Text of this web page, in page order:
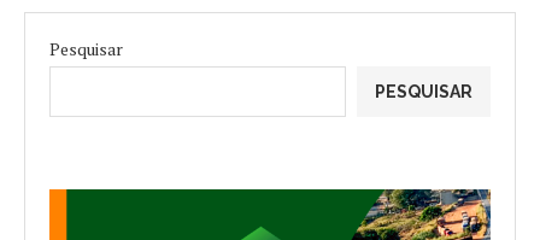
Pesquisar
PESQUISAR